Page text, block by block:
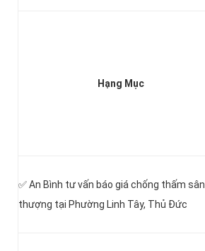
Hạng Mục
✅ An Bình tư vấn báo giá chống thấm sân
thượng tại Phường Linh Tây, Thủ Đức